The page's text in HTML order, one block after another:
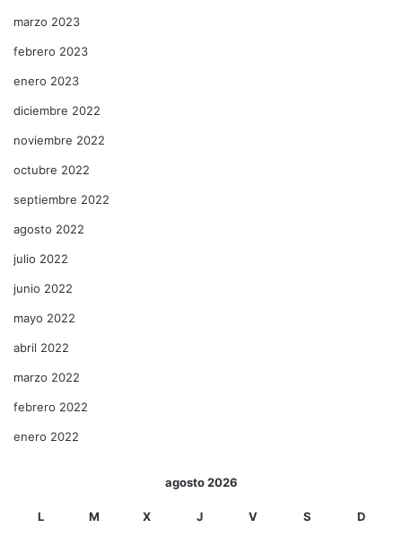
marzo 2023
febrero 2023
enero 2023
diciembre 2022
noviembre 2022
octubre 2022
septiembre 2022
agosto 2022
julio 2022
junio 2022
mayo 2022
abril 2022
marzo 2022
febrero 2022
enero 2022
agosto 2026
L M X J V S D